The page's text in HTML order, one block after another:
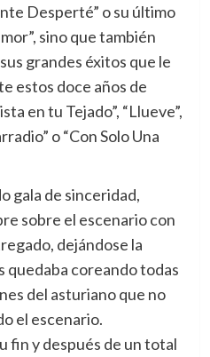
Desperté” o su último
sino que también
grandes éxitos que le
estos doce años de
en tu Tejado”, “Llueve”,
o “Con Solo Una
gala de sinceridad,
sobre el escenario con
dejándose la
quedaba coreando todas
del asturiano que no
el escenario.
fin y después de un total